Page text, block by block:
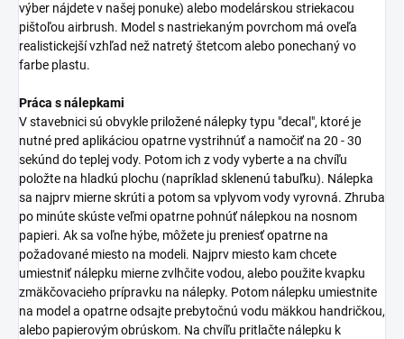
výber nájdete v našej ponuke) alebo modelárskou striekacou
pištoľou airbrush. Model s nastriekaným povrchom má oveľa
realistickejší vzhľad než natretý štetcom alebo ponechaný vo
farbe plastu.
Práca s nálepkami
V stavebnici sú obvykle priložené nálepky typu "decal", ktoré je
nutné pred aplikáciou opatrne vystrihnúť a namočiť na 20 - 30
sekúnd do teplej vody. Potom ich z vody vyberte a na chvíľu
položte na hladkú plochu (napríklad sklenenú tabuľku). Nálepka
sa najprv mierne skrúti a potom sa vplyvom vody vyrovná. Zhruba
po minúte skúste veľmi opatrne pohnúť nálepkou na nosnom
papieri. Ak sa voľne hýbe, môžete ju preniesť opatrne na
požadované miesto na modeli. Najprv miesto kam chcete
umiestniť nálepku mierne zvlhčite vodou, alebo použite kvapku
zmäkčovacieho prípravku na nálepky. Potom nálepku umiestnite
na model a opatrne odsajte prebytočnú vodu mäkkou handričkou,
alebo papierovým obrúskom. Na chvíľu pritlačte nálepku k